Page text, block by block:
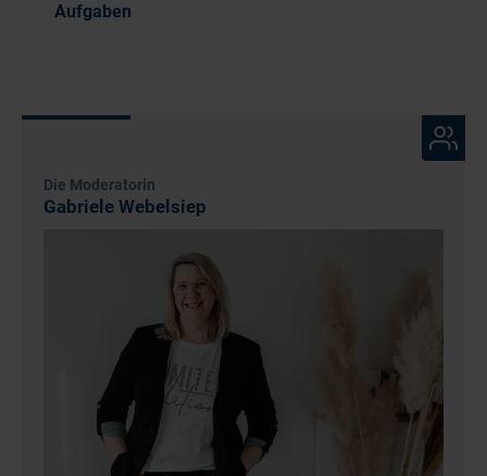
Aufgaben
Die Moderatorin
Gabriele Webelsiep